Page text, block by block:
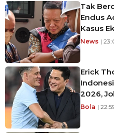
Tak
Endus
Kasus
News |
Erick
2026,
Bola |